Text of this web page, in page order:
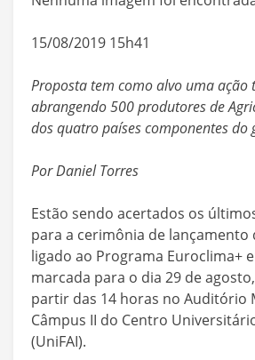
15/08/2019 15h41
Proposta tem como alvo uma ação
abrangendo 500 produtoresde
dos quatro países componentes do
Por Daniel Torres
Estão sendo acertados os
para a cerimônia de
ligado ao Programa Euroclima+
marcada para o dia 29 de
partir das 14 horas no Auditório
Câmpus II do Centro
(UniFAI).